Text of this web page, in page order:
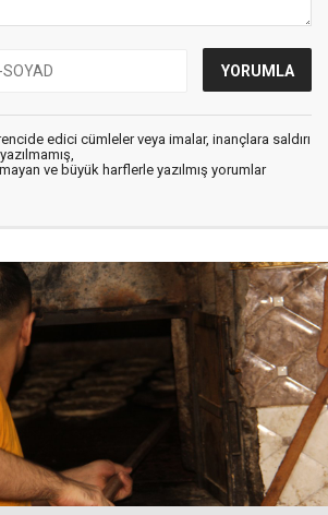
edici cümleler veya imalar, inançlara saldırı
ve büyük harflerle yazılmış yorumlar